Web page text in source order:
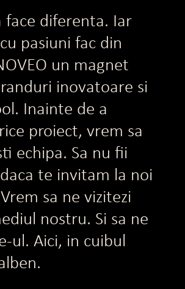
face diferenta. Iar
pasiuni fac din
un magnet
inovatoare si
Inainte de a
proiect, vrem sa
echipa. Sa nu fii
te invitam la noi
sa ne vizitezi
nostru. Si sa ne
ul. Aici, in cuibul